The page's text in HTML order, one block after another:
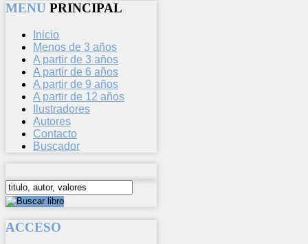
MENU PRINCIPAL
Inicio
Menos de 3 años
A partir de 3 años
A partir de 6 años
A partir de 9 años
A partir de 12 años
Ilustradores
Autores
Contacto
Buscador
ACCESO